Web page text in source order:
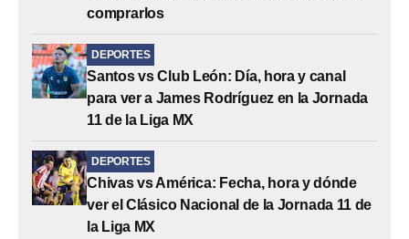
comprarlos
DEPORTES
Santos vs Club León: Día, hora y canal
para ver a James Rodríguez en la Jornada
11 de la Liga MX
DEPORTES
Chivas vs América: Fecha, hora y dónde
ver el Clásico Nacional de la Jornada 11 de
la Liga MX